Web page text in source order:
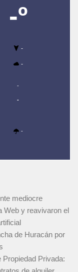
-º
-
-
-
-
-
mediocre
Web y reavivaron el
de Huracán por
Privada: